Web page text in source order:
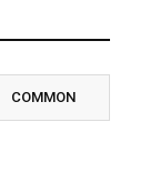
COMMON